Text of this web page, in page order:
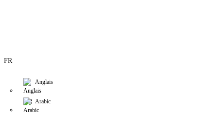
FR
Anglais
Arabic